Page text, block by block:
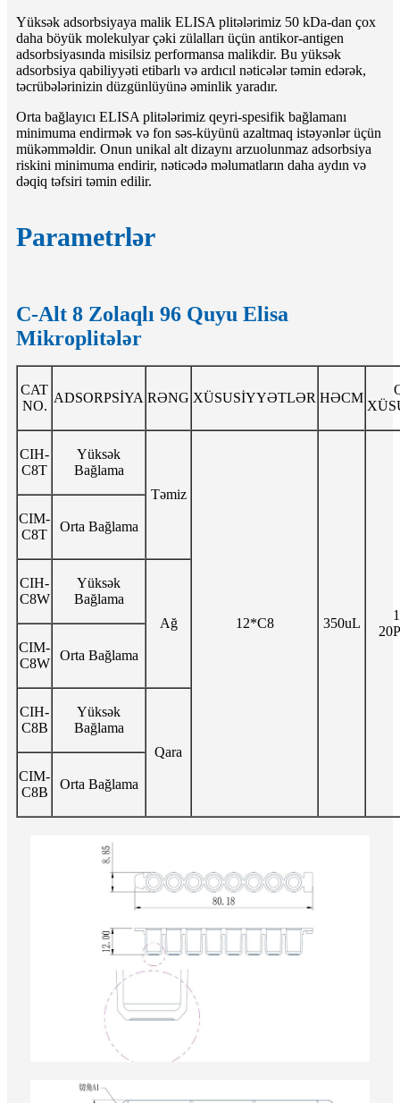
Yüksək adsorbsiyaya malik ELISA plitələrimiz 50 kDa-dan çox
daha böyük molekulyar çəki zülalları üçün antikor-antigen
adsorbsiyasında misilsiz performansa malikdir. Bu yüksək
adsorbsiya qabiliyyəti etibarlı və ardıcıl nəticələr təmin edərək,
təcrübələrinizin düzgünlüyünə əminlik yaradır.
Orta bağlayıcı ELISA plitələrimiz qeyri-spesifik bağlamanı
minimuma endirmək və fon səs-küyünü azaltmaq istəyənlər üçün
mükəmməldir. Onun unikal alt dizaynı arzuolunmaz adsorbsiya
riskini minimuma endirir, nəticədə məlumatların daha aydın və
dəqiq təfsiri təmin edilir.
Parametrlər
C-Alt 8 Zolaqlı 96 Quyu Elisa
Mikroplitələr
CAT
NO.
ADSORPSİYA RƏNG XÜSUSİYYƏTLƏR HƏCM
CIH-
C8T
Yüksək
Bağlama
Təmiz
12*C8 350uL
CIM-
C8T
Orta Bağlama
CIH-
C8W
Yüksək
Bağlama
Ağ
CIM-
C8W
Orta Bağlama
CIH-
C8B
Yüksək
Bağlama
Qara
CIM-
C8B
Orta Bağlama